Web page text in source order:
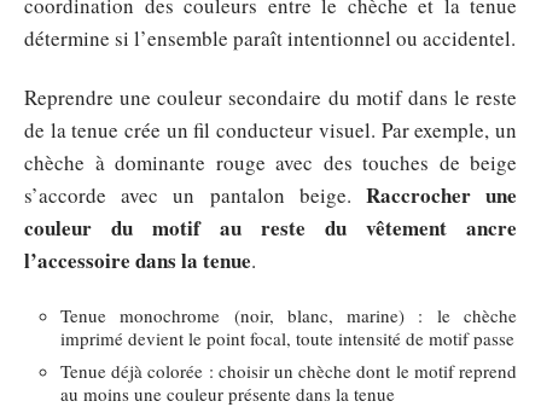
détermine si l’ensemble paraît intentionnel ou accidentel.
Reprendre une couleur secondaire du motif dans le reste
de la tenue crée un fil conducteur visuel. Par exemple, un
chèche à dominante rouge avec des touches de beige
s’accorde avec un pantalon beige. Raccrocher une
couleur du motif au reste du vêtement ancre
l’accessoire dans la tenue.
Tenue monochrome (noir, blanc, marine) : le chèche
imprimé devient le point focal, toute intensité de motif passe
Tenue déjà colorée : choisir un chèche dont le motif reprend
au moins une couleur présente dans la tenue